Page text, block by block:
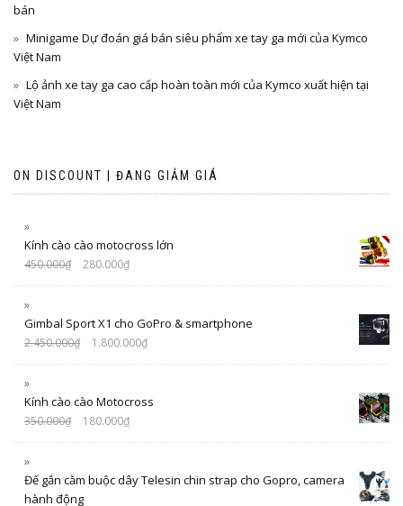
bán
Minigame Dự đoán giá bán siêu phẩm xe tay ga mới của Kymco
Việt Nam
Lộ ảnh xe tay ga cao cấp hoàn toàn mới của Kymco xuất hiện tại
Việt Nam
ON DISCOUNT | ĐANG GIẢM GIÁ
Kính cào cào motocross lớn
450.000₫ 280.000₫
Gimbal Sport X1 cho GoPro & smartphone
2.450.000₫ 1.800.000₫
Kính cào cào Motocross
350.000₫ 180.000₫
Đế gắn cằm buộc dây Telesin chin strap cho Gopro, camera
hành động